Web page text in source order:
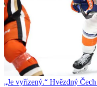
„Je vyřízený.“ Hvězdný